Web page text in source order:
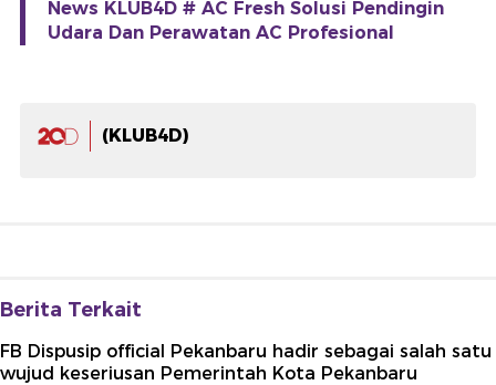
News KLUB4D # AC Fresh Solusi Pendingin
Udara Dan Perawatan AC Profesional
(KLUB4D)
Berita Terkait
FB Dispusip official Pekanbaru hadir sebagai salah satu
wujud keseriusan Pemerintah Kota Pekanbaru